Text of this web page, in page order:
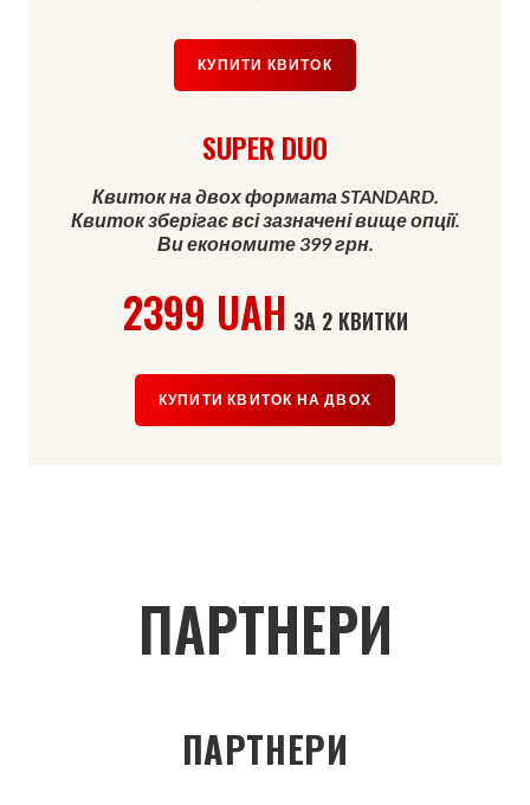
КУПИТИ КВИТОК
SUPER DUO
Квиток на двох формата STANDARD.
Квиток зберігає всі зазначені вище опції.
Ви економите 399 грн.
2399 UAH ЗА 2 КВИТКИ
КУПИТИ КВИТОК НА ДВОХ
ПАРТНЕРИ
ПАРТНЕРИ